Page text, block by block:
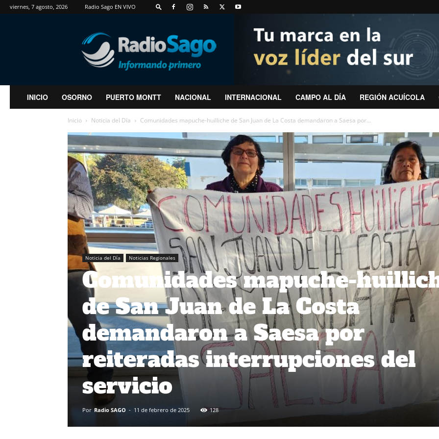
viernes, 7 agosto, 2026 Radio Sago EN VIVO
RadioSago
INICIO OSORNO PUERTO MONTT NACIONAL INTERNACIONAL CAMPO AL DÍA REGIÓN ACUÍCOLA
Inicio Noticia del Día Comunidades mapuche-huilliche de San Juan de La Costa demandaron a Saesa por...
Noticia del Día Noticias Regionales
Comunidades mapuche-
de San Juan de La Costa
demandaron a Saesa por
reiteradas interrupciones del
servicio
Por Radio SAGO - 11 de febrero de 2025 128